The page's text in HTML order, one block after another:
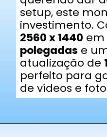
setup, este
investimento.
2560 x 1440
polegadas e
atualização de
perfeito para
de vídeos e